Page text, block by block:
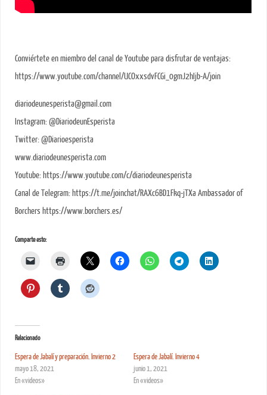
Conviértete en miembro del canal de Youtube para disfrutar de ventajas:
https://www.youtube.com/channel/UCOxxsdvFCGi_0gmJ2hIjb-A/join
diariodeunesperista@gmail.com
Instagram: @DiariodeunEsperista
Twitter: @Diarioesperista
www.diariodeunesperista.com
Youtube: https://www.youtube.com/c/diariodeunesperista
Canal de Telegram: https://t.me/joinchat/RAXc6BD1Fkq-jTXa Ambassador of
Borchers https://www.borchers.es/
Comparte esto:
Relacionado
Espera de Jabalí y preparación. Invierno 2
mayo 18, 2021
En «videos»
Espera de Jabalí. Invierno 4
junio 1, 2021
En «videos»